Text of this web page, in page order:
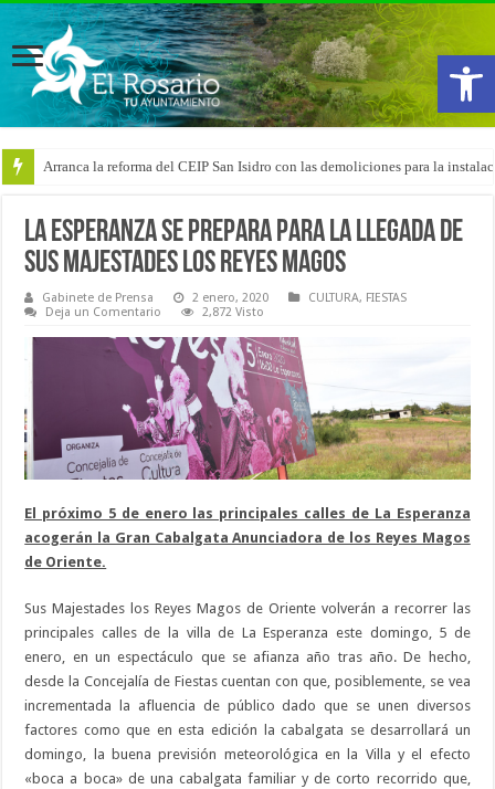
Abrir
Arranca la reforma del CEIP San Isidro con las demoliciones para la
La Esperanza se prepara para la llegada de
Sus Majestades los Reyes Magos
Gabinete de Prensa 2 enero, 2020 CULTURA, FIESTAS
Deja un Comentario
2,872 Visto
El próximo 5 de enero las principales calles de La Esperanza
acogerán la Gran Cabalgata Anunciadora de los Reyes Magos
de Oriente.
Sus Majestades los Reyes Magos de Oriente volverán a recorrer las
principales calles de la villa de La Esperanza este domingo, 5 de
enero, en un espectáculo que se afianza año tras año. De hecho,
desde la Concejalía de Fiestas cuentan con que, posiblemente, se vea
incrementada la afluencia de público dado que se unen diversos
factores como que en esta edición la cabalgata se desarrollará un
domingo, la buena previsión meteorológica en la Villa y el efecto
«boca a boca» de una cabalgata familiar y de corto recorrido que,